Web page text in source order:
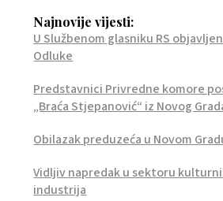
Najnovije vijesti:
U Službenom glasniku RS
Odluke
Predstavnici Privredne komore
„Braća Stjepanović“ iz Novog
Obilazak preduzeća u Novom
Vidljiv napredak u sektoru
industrija